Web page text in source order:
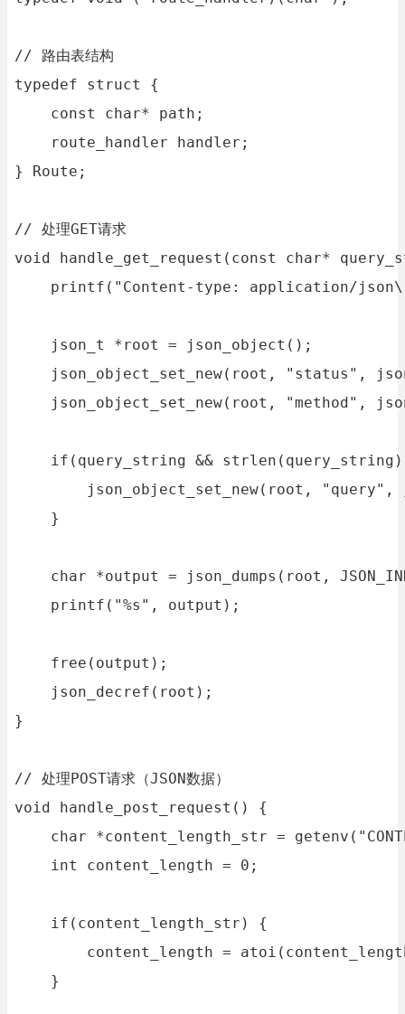
// 路由表结构
typedef struct {
    const char* path;
    route_handler handler;
} Route;
// 处理GET请求
void handle_get_request(const char*
printf("Content-type: application/
    json_t *root = json_object();
json_object_set_new(root, "status",
json_object_set_new(root, "method",
if(query_string &&
json_object_set_new(root, "query",
    }
char *output = json_dumps(root,
    printf("%s", output);
    free(output);
    json_decref(root);
}
// 处理POST请求（JSON数据）
void handle_post_request() {
char *content_length_str =
    int content_length = 0;
    if(content_length_str) {
content_length =
    }